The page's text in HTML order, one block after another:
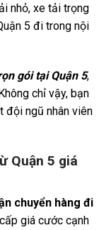
nhỏ, xe tải trọng
5 đi trong nội
gói tại Quận 5,
chỉ vậy, bạn
đội ngũ nhân viên
Quận 5 giá
chuyển hàng đi
giá cước cạnh